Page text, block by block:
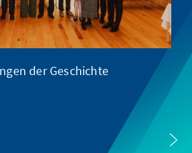
der Geschichte